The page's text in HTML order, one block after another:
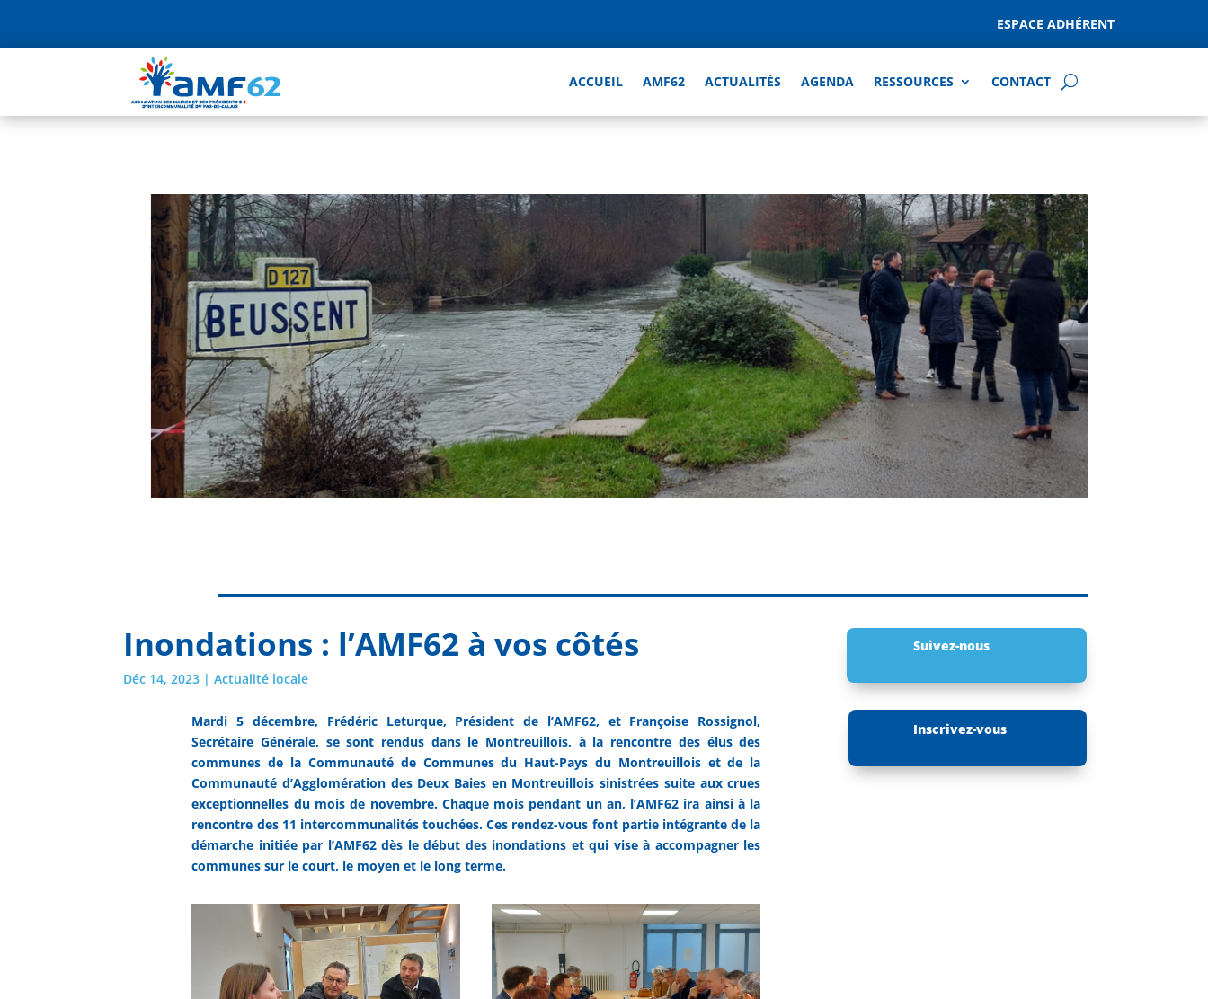
ESPACE ADHÉRENT
ACCUEIL AMF62 ACTUALITÉS AGENDA RESSOURCES CONTACT
Inondations : l’AMF62 à vos côtés
Déc 14, 2023 |Actualité locale
Mardi 5 décembre, Frédéric Leturque, Président de l’AMF62, et Françoise Rossignol,
Secrétaire Générale, se sont rendus dans le Montreuillois, à la rencontre des élus des
communes de la Communauté de Communes du Haut-Pays du Montreuillois et de la
Communauté d’Agglomération des Deux Baies en Montreuillois sinistrées suite aux crues
exceptionnelles du mois de novembre. Chaque mois pendant un an, l’AMF62 ira ainsi à la
rencontre des 11 intercommunalités touchées. Ces rendez-vous font partie intégrante de la
démarche initiée par l’AMF62 dès le début des inondations et qui vise à accompagner les
communes sur le court, le moyen et le long terme.
Suivez-nous
Inscrivez-vous